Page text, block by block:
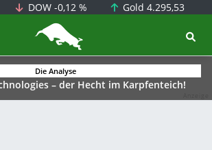
DOW -0,12 % Gold4.295,53
BörsenNEWS.de
Die Analyse
– der Hecht im Karpfenteich!